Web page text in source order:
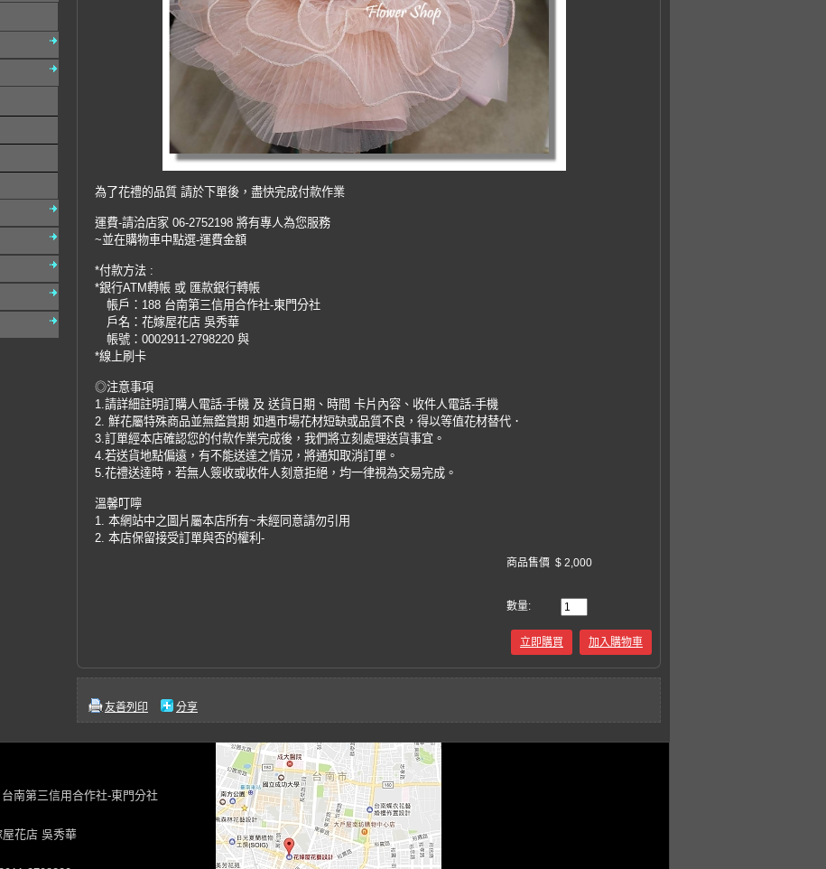
為了花禮的品質 請於下單後，盡快完成付款作業
運費-請洽店家 06-2752198 將有專人為您服務
~並在購物車中點選-運費金額
*付款方法 :
*銀行ATM轉帳 或 匯款銀行轉帳
帳戶：188 台南第三信用合作社-東門分社
戶名：花嫁屋花店 吳秀華
帳號：0002911-2798220 與
*線上刷卡
◎注意事項
1.請詳細註明訂購人電話-手機 及 送貨日期、時間 卡片內容、收件人電話-手機
2. 鮮花屬特殊商品並無鑑賞期 如遇市場花材短缺或品質不良，得以等值花材替代．
3.訂單經本店確認您的付款作業完成後，我們將立刻處理送貨事宜。
4.若送貨地點偏遠，有不能送達之情況，將通知取消訂單。
5.花禮送達時，若無人簽收或收件人刻意拒絕，均一律視為交易完成。
溫馨叮嚀
1. 本網站中之圖片屬本店所有~未經同意請勿引用
2. 本店保留接受訂單與否的權利-
商品售價 $ 2,000
數量:
立即購買 加入購物車
友善列印 分享
南第三信用合作社-東門分社
屋花店 吳秀華